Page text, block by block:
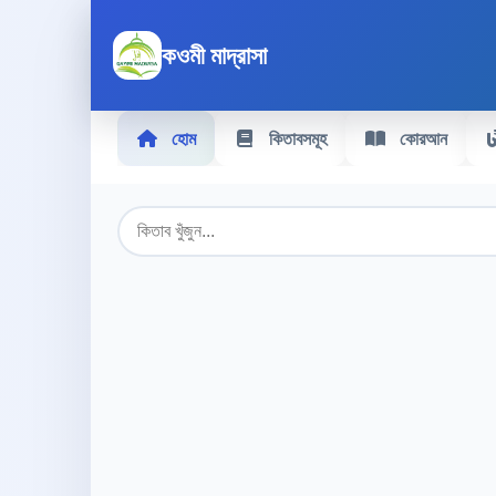
কওমী মাদ্রাসা
হোম কিতাবসমূহ কোরআন